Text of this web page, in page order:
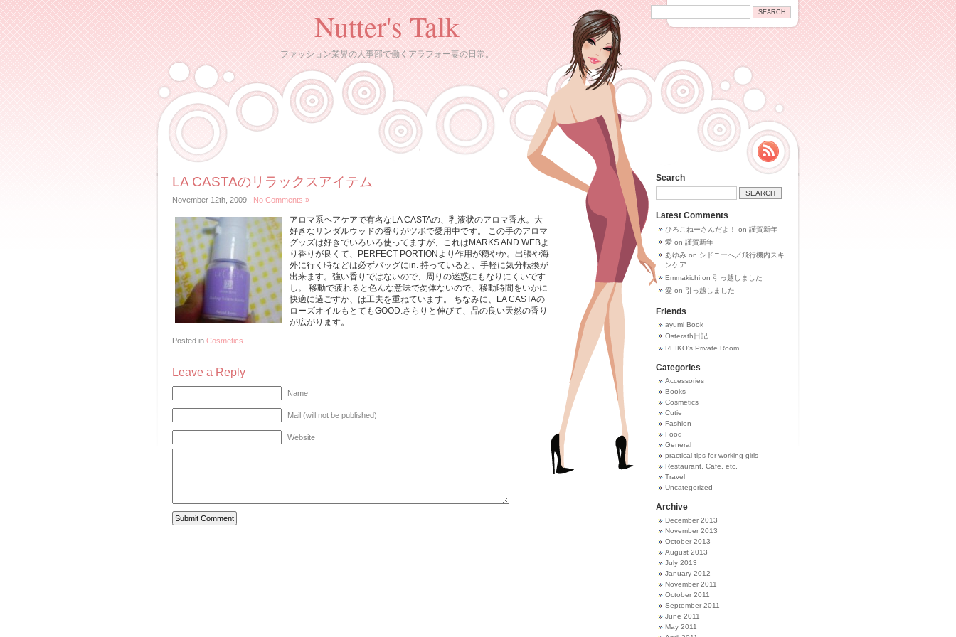
Nutter's Talk
ファッション業界の人事部で働くアラフォー妻の日常。
LA CASTAのリラックスアイテム
November 12th, 2009 No Comments »
アロマ系ヘアケアで有名なLA CASTAの、乳液状のアロマ香水。大
好きなサンダルウッドの香りがツボで愛用中です。 この手のアロマ
グッズは好きでいろいろ使ってますが、これはMARKS AND WEBよ
り香りが良くて、PERFECT PORTIONより作用が穏やか。出張や海
外に行く時などは必ずバッグにin. 持っていると、手軽に気分転換が
出来ます。強い香りではないので、周りの迷惑にもなりにくいです
し。 移動で疲れると色んな意味で勿体ないので、移動時間をいかに
快適に過ごすか、は工夫を重ねています。 ちなみに、LA CASTAの
ローズオイルもとてもGOOD.さらりと伸びて、品の良い天然の香り
が広がります。
Posted in Cosmetics
Leave a Reply
Name
Mail (will not be published)
Website
Search
Latest Comments
ひろこねーさんだよ！ on 謹賀新年
愛 on 謹賀新年
あゆみ on シドニーへ／飛行機内スキ
ンケア
Emmakichi on 引っ越しました
愛 on 引っ越しました
Friends
ayumi Book
Osterath日記
REIKO's Private Room
Categories
Accessories
Books
Cosmetics
Cutie
Fashion
Food
General
practical tips for working girls
Restaurant, Cafe, etc.
Travel
Uncategorized
Archive
December 2013
November 2013
October 2013
August 2013
July 2013
January 2012
November 2011
October 2011
September 2011
June 2011
May 2011